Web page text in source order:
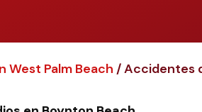
West Palm Beach /Accidentes